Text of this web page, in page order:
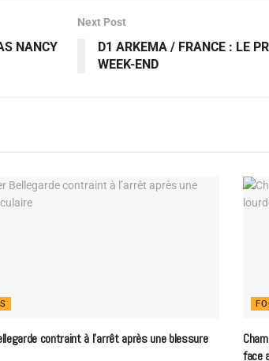
NANCY
Next Post
D1 ARKEMA / FRANCE : LE
WEEK-END
contraint à l’arrêt après une blessure
face